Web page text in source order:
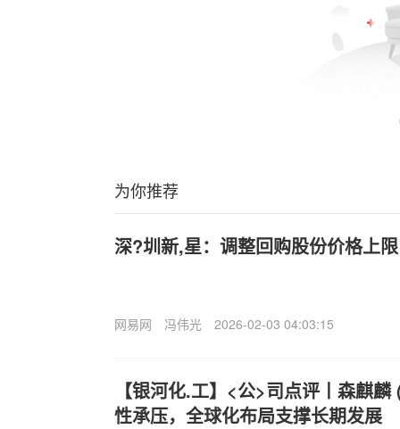
为你推荐
深?圳新,星：调整回购股份价格上限
网易网 冯伟光 2026-02-03 04:03:15
【银河化.工】<公>司点评丨森麒
性承压，全球化布局支撑长期发展